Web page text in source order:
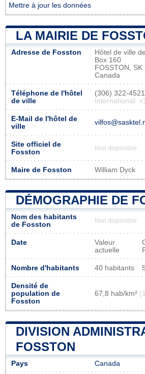
Mettre à jour les données
LA MAIRIE DE
Adresse de Fosston
Hôtel de ville
Box 160
FOSSTON, SK
Canada
Téléphone de l'hôtel
de ville
(306) 322-4521
International:
E-Mail de l'hôtel de
ville
Site officiel de
Fosston
Non disponible
Maire de Fosston William Dyck
DÉMOGRAPHIE DE
Nom des habitants
de Fosston
Non disponible
Date
Valeur
actuelle
Nombre d'habitants 40 habitants
Densité de
population de
Fosston
67,8 hab/km²
DIVISION
FOSSTON
Pays Canada